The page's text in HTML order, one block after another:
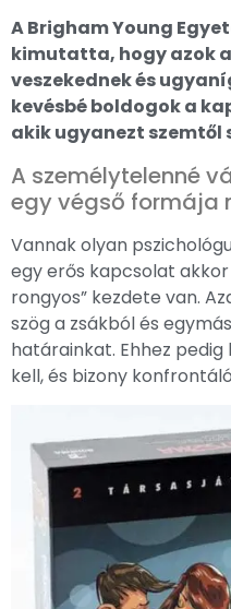
A Brigham Young
kimutatta, hogy azok
veszekednek és
kevésbé boldogok a
akik ugyanezt szemtől
A személytelenné
egy végső formája
Vannak olyan
egy erős kapcsolat akkor
rongyos” kezdete van.
szög a zsákból és
határainkat. Ehhez
kell, és bizony